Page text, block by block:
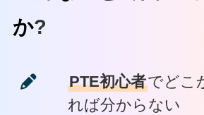
か?
PTE初心者でどこ
れば分からない